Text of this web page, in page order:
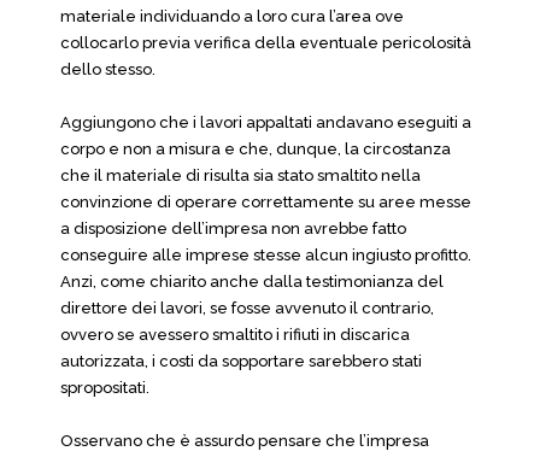
materiale individuando a loro cura l’area ove
collocarlo previa verifica della eventuale pericolosità
dello stesso.
Aggiungono che i lavori appaltati andavano eseguiti a
corpo e non a misura e che, dunque, la circostanza
che il materiale di risulta sia stato smaltito nella
convinzione di operare correttamente su aree messe
a disposizione dell’impresa non avrebbe fatto
conseguire alle imprese stesse alcun ingiusto profitto.
Anzi, come chiarito anche dalla testimonianza del
direttore dei lavori, se fosse avvenuto il contrario,
ovvero se avessero smaltito i rifiuti in discarica
autorizzata, i costi da sopportare sarebbero stati
spropositati.
Osservano che è assurdo pensare che l’impresa